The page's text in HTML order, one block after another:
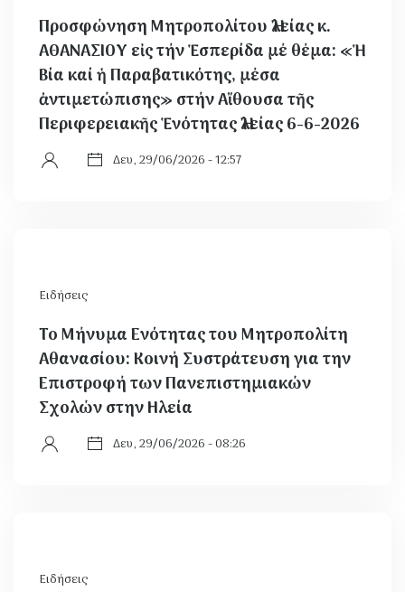
Προσφώνηση Μητροπολίτου Ἠλείας κ.
ΑΘΑΝΑΣΙΟΥ εἰς τήν Ἑσπερίδα μέ θέμα: «Ἡ
Βία καί ἡ Παραβατικότης, μέσα
ἀντιμετώπισης» στήν Αἴθουσα τῆς
Περιφερειακῆς Ἑνότητας Ἠλείας 6-6-2026
Δευ, 29/06/2026 - 12:57
Ειδήσεις
Το Μήνυμα Ενότητας του Μητροπολίτη
Αθανασίου: Κοινή Συστράτευση για την
Επιστροφή των Πανεπιστημιακών
Σχολών στην Ηλεία
Δευ, 29/06/2026 - 08:26
Ειδήσεις